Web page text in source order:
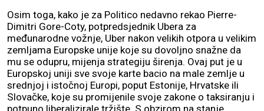
Osim toga, kako je za Politico nedavno rekao Pierre-
Dimitri Gore-Coty, potpredsjednik Ubera za
međunarodne vožnje, Uber nakon velikih otpora u velikim
zemljama Europske unije koje su dovoljno snažne da
mu se odupru, mijenja strategiju širenja. Ovaj put je u
Europskoj uniji sve svoje karte bacio na male zemlje u
srednjoj i istočnoj Europi, poput Estonije, Hrvatske ili
Slovačke, koje su promijenile svoje zakone o taksiranju i
potpuno liberalizirale tržište. S obzirom na stanje